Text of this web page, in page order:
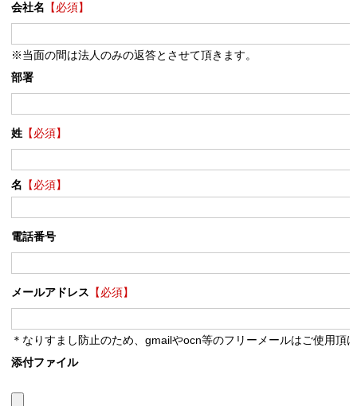
会社名 【必須】
※当面の間は法人のみの返答とさせて頂きます。
部署
姓【必須】
名 【必須】
電話番号
メールアドレス 【必須】
＊なりすまし防止のため、gmailやocn等のフリーメールはご使用頂
添付ファイル